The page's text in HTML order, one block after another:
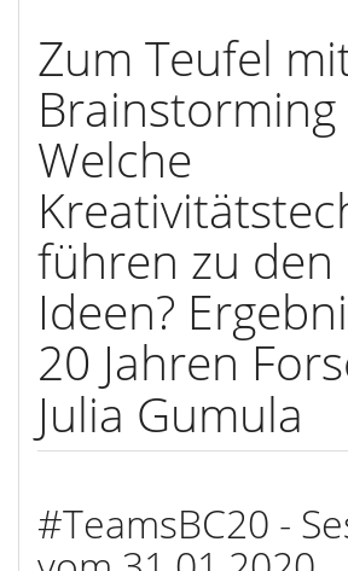
Zum Teufel
Brainstorming
Welche
führen zu den
Ideen?
20 Jahren
Julia Gumula
#TeamsBC20 -